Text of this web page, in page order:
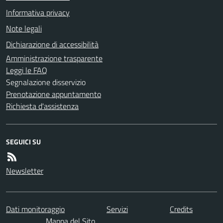
Informativa privacy
Note legali
Dichiarazione di accessibilità
Amministrazione trasparente
Leggi le FAQ
Segnalazione disservizio
Prenotazione appuntamento
Richiesta d'assistenza
SEGUICI SU
Newsletter
Dati monitoraggio Servizi
Credits